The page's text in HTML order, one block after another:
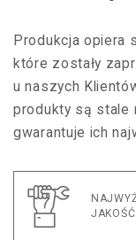
Produkcja opiera
które zostały
u naszych
produkty są stale
gwarantuje ich
JAKOŚĆ